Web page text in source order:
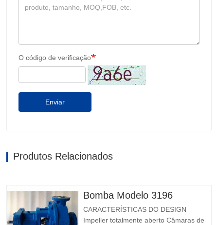
O código de verificação
Enviar
Produtos Relacionados
Bomba Modelo 3196
CARACTERÍSTICAS DO DESIGN
Impeller totalmente aberto Câmaras de